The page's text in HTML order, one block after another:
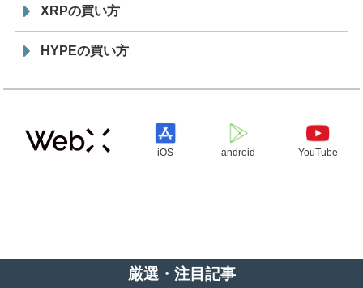
XRPの買い方
HYPEの買い方
iOS android YouTube
厳選・注目記事